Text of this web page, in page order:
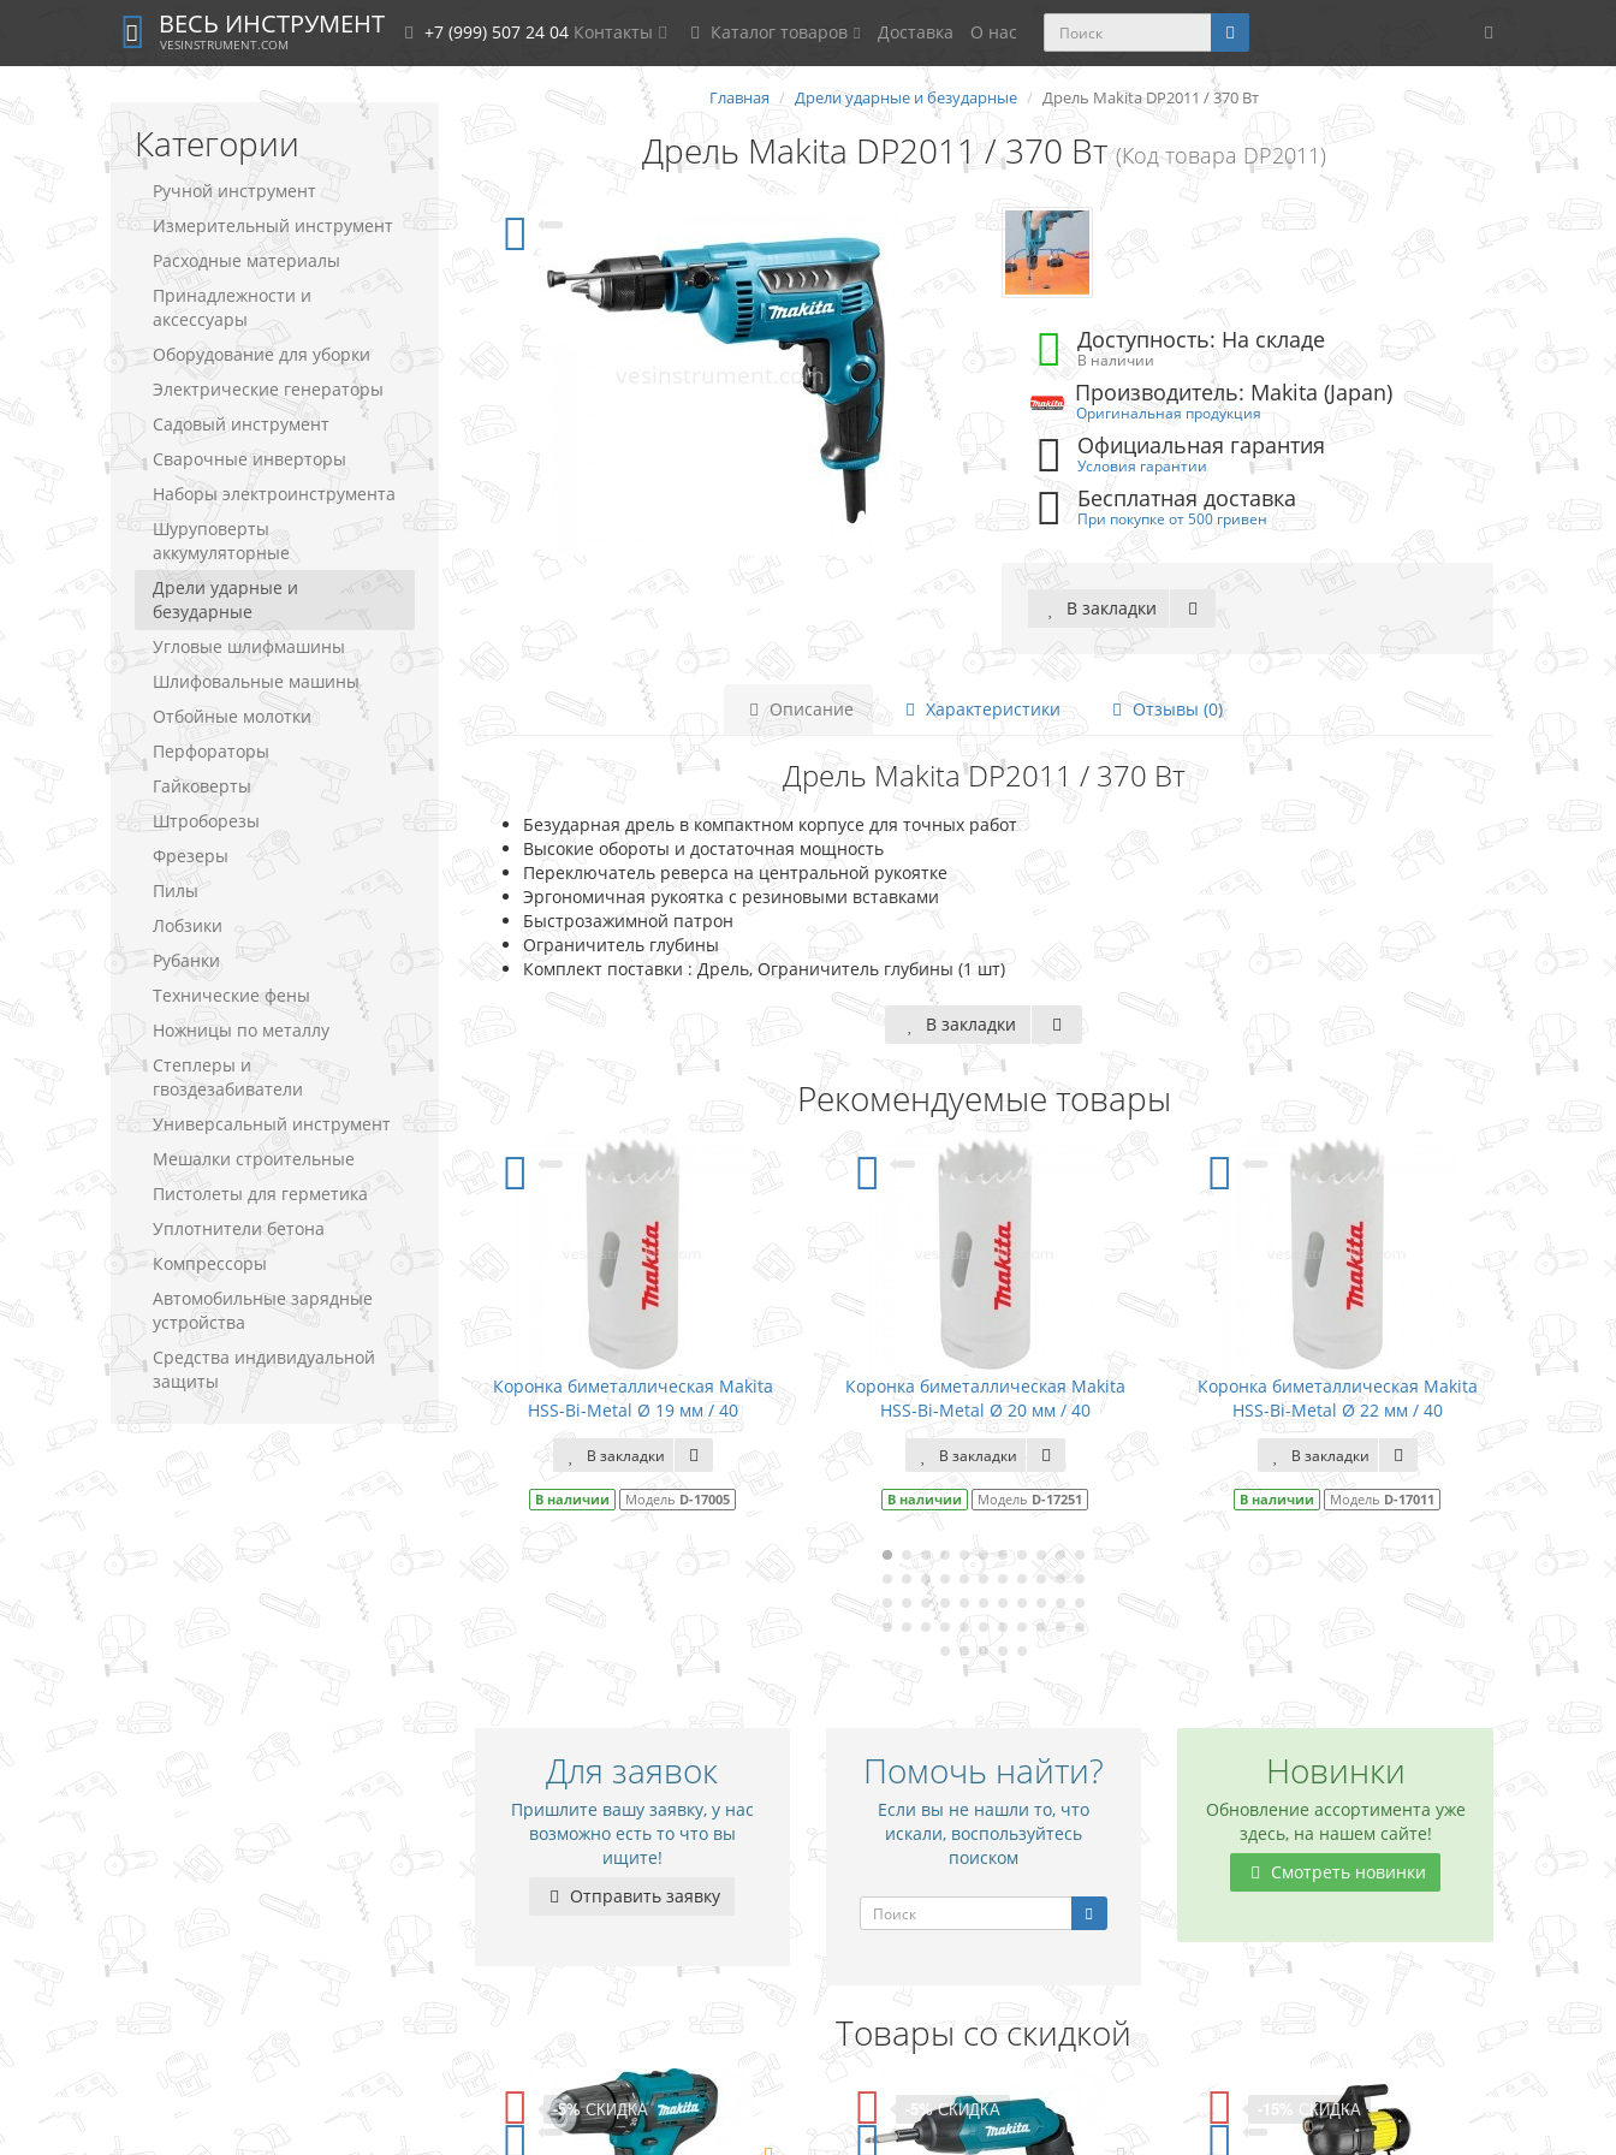
ВЕСЬ ИНСТРУМЕНТ
VESINSTRUMENT.COM
+7 (999) 507 24 04 Контакты Каталог товаров Доставка О нас
Категории
Ручной инструмент
Измерительный инструмент
Расходные материалы
Принадлежности и
аксессуары
Оборудование для уборки
Электрические генераторы
Садовый инструмент
Сварочные инверторы
Наборы электроинструмента
Шуруповерты
аккумуляторные
Дрели ударные и
безударные
Угловые шлифмашины
Шлифовальные машины
Отбойные молотки
Перфораторы
Гайковерты
Штроборезы
Фрезеры
Пилы
Лобзики
Рубанки
Технические фены
Ножницы по металлу
Степлеры и
гвоздезабиватели
Универсальный инструмент
Мешалки строительные
Пистолеты для герметика
Уплотнители бетона
Компрессоры
Автомобильные зарядные
устройства
Средства индивидуальной
защиты
Главная Дрели ударные и безударные Дрель Makita DP2011 / 370 Вт
Дрель Makita DP2011 / 370 Вт (Код товара DP2011)
Доступность: На складе
В наличии
Производитель: Makita (Japan)
Оригинальная продукция
Официальная гарантия
Условия гарантии
Бесплатная доставка
При покупке от 500 гривен
В закладки
Описание Характеристики Отзывы (0)
Дрель Makita DP2011 / 370 Вт
Безударная дрель в компактном корпусе для точных работ
Высокие обороты и достаточная мощность
Переключатель реверса на центральной рукоятке
Эргономичная рукоятка с резиновыми вставками
Быстрозажимной патрон
Ограничитель глубины
Комплект поставки : Дрель, Ограничитель глубины (1 шт)
В закладки
Рекомендуемые товары
биметаллическая Makita
HSS-Bi-Metal Ø 16 мм / 40
В закладки
В наличии
Коронка биметаллическая Makita
HSS-Bi-Metal Ø 19 мм / 40
В закладки
D-17005
Коронка биметаллическая Makita
HSS-Bi-Metal Ø 20 мм / 40
В закладки
D-17251
Коронка биметаллическая Makita
HSS-Bi-Metal Ø 22 мм / 40
В закладки
Модель D-17011
Коронка
HSS-Bi-Metal Ø 24
В наличии
Для заявок
Пришлите вашу заявку, у нас
возможно есть то что вы
ищите!
Отправить заявку
Помочь найти?
Если вы не нашли то, что
искали, воспользуйтесь
поиском
Новинки
Обновление ассортимента уже
здесь, на нашем сайте!
Смотреть новинки
Товары со скидкой
-5%СКИДКА -15%СКИДКА -11%СКИДКА